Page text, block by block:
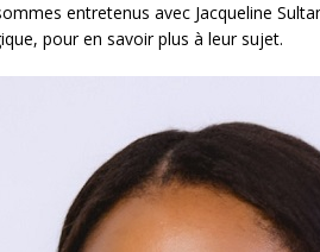
entretenus avec Jacqueline
pour en savoir plus à leur sujet.